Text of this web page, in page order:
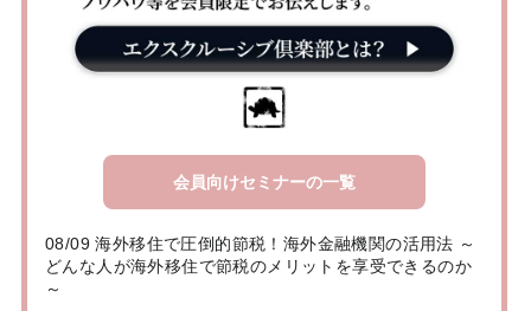
会員向けセミナーの一覧
08/09 海外移住で圧倒的節税！海外金融機関の活用法 ～
どんな人が海外移住で節税のメリットを享受できるのか
～